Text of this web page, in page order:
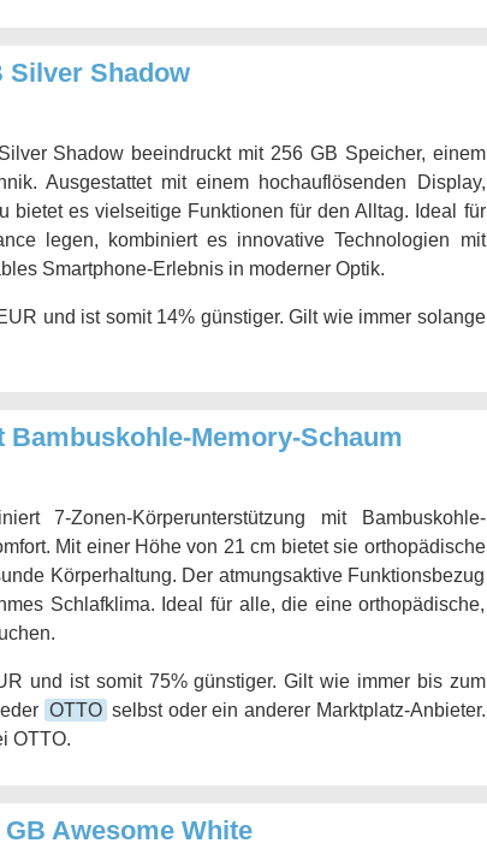
Silver Shadow
Shadow beeindruckt mit 256 GB Speicher, einem
Ausgestattet mit einem hochauflösenden Display,
bietet es vielseitige Funktionen für den Alltag. Ideal für
legen, kombiniert es innovative Technologien mit
Smartphone-Erlebnis in moderner Optik.
und ist somit 14% günstiger. Gilt wie immer solange
Memory-Schaum
7-Zonen-Körperunterstützung mit Bambuskohle-
Mit einer Höhe von 21 cm bietet sie orthopädische
Körperhaltung. Der atmungsaktive Funktionsbezug
Schlafklima. Ideal für alle, die eine orthopädische,
und ist somit 75% günstiger. Gilt wie immer bis zum
OTTO selbst oder ein anderer Marktplatz-Anbieter.
OTTO.
Awesome White